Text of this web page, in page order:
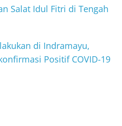
Salat Idul Fitri di Tengah
di Indramayu,
Positif COVID-19